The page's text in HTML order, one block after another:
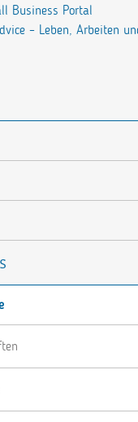
Business Portal
– Leben, Arbeiten